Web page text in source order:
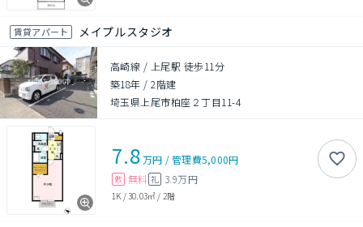
賃貸アパート メイプルスタジオ
高崎線 / 上尾駅 徒歩11分
築18年 /2階建
埼玉県上尾市柏座２丁目11-4
7.8万円 /管理費5,000円
敷 無料 礼 3.9万円
1K /30.03㎡ / 2階